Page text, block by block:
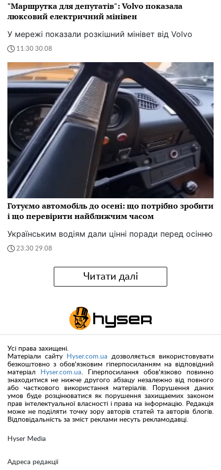
"Маршрутка для депутатів": Volvo показала
люксовий електричний мінівен
У мережі показали розкішний мінівет від Volvo
11:30 30.08
Готуємо автомобіль до осені: що потрібно зробити
і що перевірити найближчим часом
Українським водіям дали цінні поради перед осінню
23:30 29.08
Читати далі
Hyser Media
Адреса редакції
Усі права захищені.
Матеріали сайту
Hyser.com.ua дозволяється використовувати
безкоштовно з обов'язковим гіперпосиланням на відповідний
матеріал
Hyser.com.ua. Гіперпосилання обов'язково повинно
знаходитися не нижче другого абзацу незалежно від повного
або часткового використання матеріалів. Порушення даних
умов буде розцінюватися як порушення захищаемих законом
прав інтелектуальної власності і права на інформацію. Редакція
може не поділяти точку зору авторів статей та авторів блогів.
Відповідальність за зміст реклами несуть рекламодавці.